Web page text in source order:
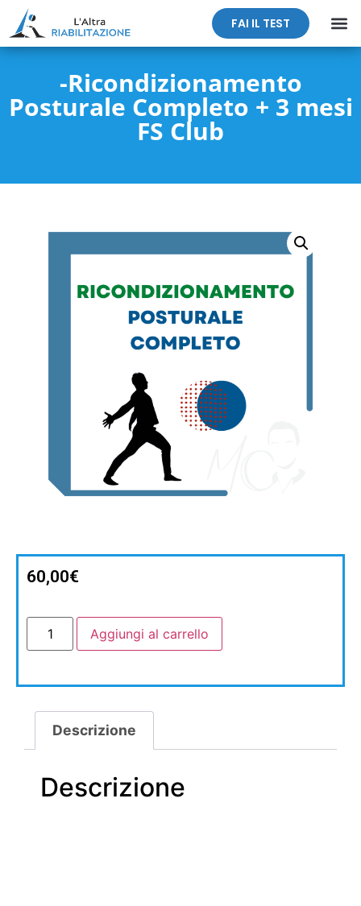
FAI IL TEST
-Ricondizionamento
Posturale Completo + 3 mesi
FS Club
60,00€
Aggiungi al carrello
Descrizione
Descrizione